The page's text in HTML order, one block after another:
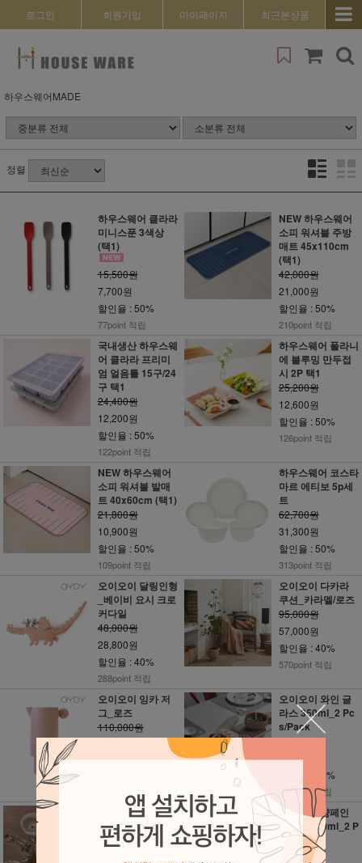
로그인 회원가입 마이페이지 최근본상품
하우스웨어MADE
정렬
하우스웨어 클라라
미니스푼 3색상
(택1)
15,500원
7,700원
할인율 : 50%
77point 적립
NEW 하우스웨어
소피 워셔블 주방
매트 45x110cm
(택1)
42,000원
21,000원
할인율 : 50%
210point 적립
국내생산 하우스웨
어 클라라 프리미
엄 얼음틀 15구/24
구 택1
24,400원
12,200원
할인율 : 50%
122point 적립
하우스웨어 폴라니
에 블루밍 만두접
시 2P 택1
25,200원
12,600원
할인율 : 50%
126point 적립
NEW 하우스웨어
소피 워셔블 발매
트 40x60cm (택1)
21,800원
10,900원
할인율 : 50%
109point 적립
하우스웨어 코스타
마르 에티보 5p세
트
62,700원
31,300원
할인율 : 50%
313point 적립
오이오이 달링인형
_베이비 요시 크로
커다일
48,000원
28,800원
할인율 : 40%
288point 적립
오이오이 다카라
쿠션_카라멜/로즈
95,000원
57,000원
할인율 : 40%
570point 적립
오이오이 잉카 저
그_로즈
110,000원
할인율 : 40%
오이오이 와인 글
라스 350ml_2 Pc
s/Pack
52,000원
31,200원
할인율 : 40%
312point 적립
오이오이 쿠페 글
라스 230ml_2 Pc
s/Pack
오이오이 샴페인
글라스 230ml_2 P
cs/Pack
52,000원